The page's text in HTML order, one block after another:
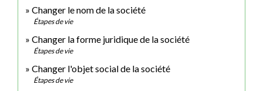
Changer le nom de la société
Étapes de vie
Changer la forme juridique de la société
Étapes de vie
Changer l'objet social de la société
Étapes de vie